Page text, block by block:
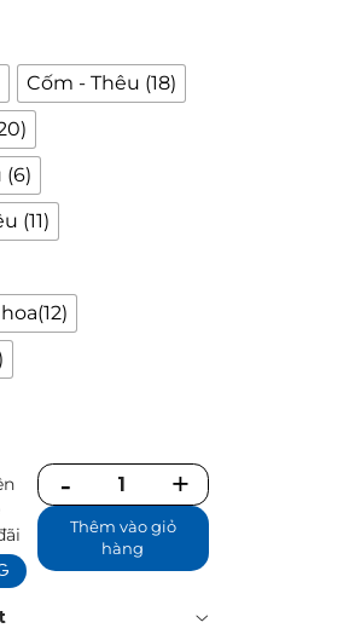
Cốm - Thêu (18)
(6)
(11)
Số
lượngThêm vào giỏ
hàng